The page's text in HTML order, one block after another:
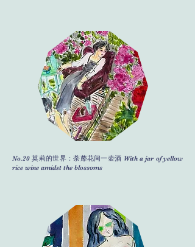
No.20 莫莉的世界：荼蘼花间一壶酒 With a jar of yellow
rice wine amidst the blossoms